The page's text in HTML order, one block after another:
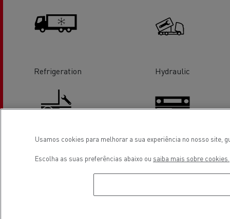
Refrigeration Hydraulic
Usamos cookies para melhorar a sua experiência no nosso site,
Escolha as suas preferências abaixo ou saiba mais sobre cookies.